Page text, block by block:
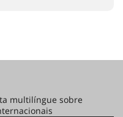
multilíngue sobre